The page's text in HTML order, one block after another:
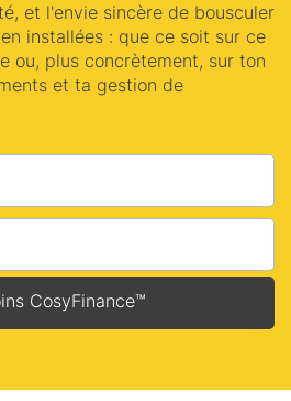
et l'envie sincère de bousculer
installées : que ce soit sur ce
ou, plus concrètement, sur ton
et ta gestion de
CosyFinance™